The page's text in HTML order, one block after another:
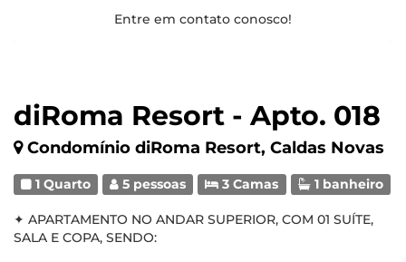
diRoma Resort - Apto. 018
Condomínio diRoma Resort, Caldas Novas
1 Quarto 5 pessoas 3 Camas 1 banheiro
✦ APARTAMENTO NO ANDAR SUPERIOR, COM 01 SUÍTE,
SALA E COPA, SENDO:
Entre em contato conosco!